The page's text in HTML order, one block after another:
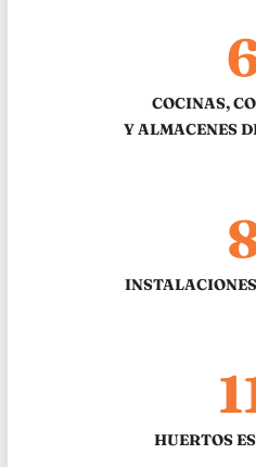
COCINAS,
Y ALMACENES
HUERTOS